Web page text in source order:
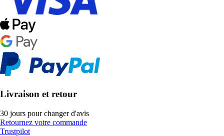
Livraison et retour
30 jours pour changer d'avis
Retournez votre commande
Trustpilot